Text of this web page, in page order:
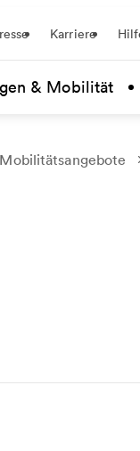
Karriere
& Mobilität
Mobilitätsangebote